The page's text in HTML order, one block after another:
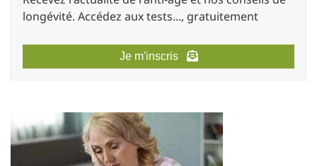
longévité. Accédez aux tests..., gratuitement
Je m'inscris